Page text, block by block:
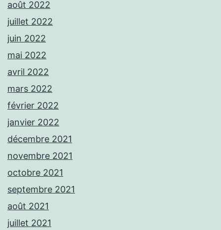
août 2022
juillet 2022
juin 2022
mai 2022
avril 2022
mars 2022
février 2022
janvier 2022
décembre 2021
novembre 2021
octobre 2021
septembre 2021
août 2021
juillet 2021